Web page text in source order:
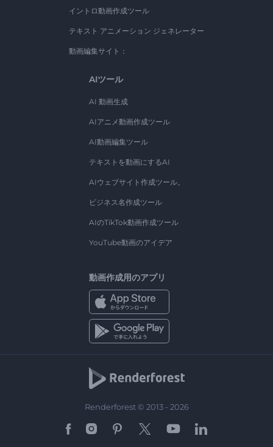
イントロ動画作成ツール
テキスト アニメーション ジェネレーター
動画編集サイト：
AIツール
AI 動画生成
AIアニメ動画作成ツール
AI動画編集ツール
テキストを動画にするAI
AIウェブサイト作成ツール。
ビジネス名作成ツール
AIのTikTok動画作成ツール
YouTube動画のアイデア
動画作成用のアプリ
Renderforest © 2013 - 2026